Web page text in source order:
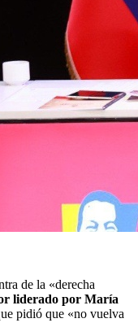
de la «derecha
liderado por María
pidió que «no vuelva